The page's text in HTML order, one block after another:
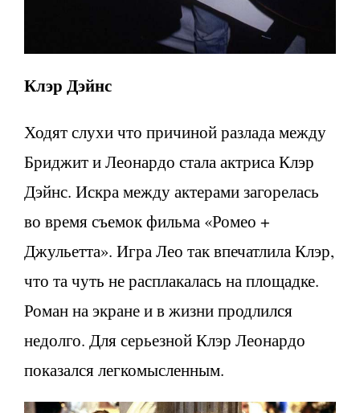
Клэр Дэйнс
Ходят слухи что причиной разлада между
Бриджит и Леонардо стала актриса Клэр
Дэйнс. Искра между актерами загорелась
во время съемок фильма «Ромео +
Джульетта». Игра Лео так впечатлила Клэр,
что та чуть не расплакалась на площадке.
Роман на экране и в жизни продлился
недолго. Для серьезной Клэр Леонардо
показался легкомысленным.